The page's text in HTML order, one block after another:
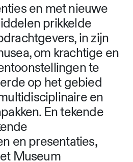
en met nieuwe
prikkelde
in zijn
om krachtige en
te
op het gebied
en
En tekende
en presentaties,
Museum